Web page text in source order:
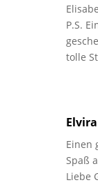
P.S.
tolle
Elvira
Einen
Spaß
Liebe